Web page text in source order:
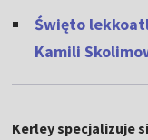
Święto
Kamili
Kerley specjalizuje